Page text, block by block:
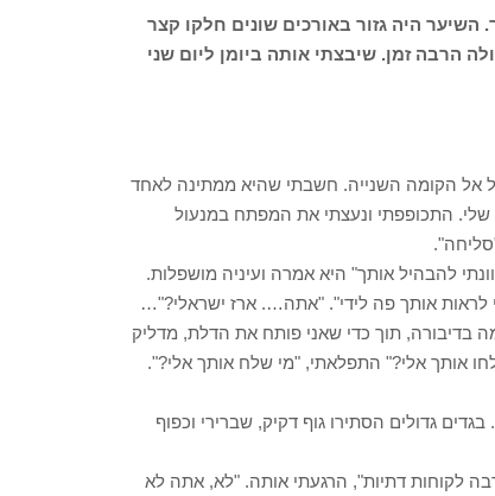
היה גזור באורכים שונים חלקו קצר
הרבה זמן. שיבצתי אותה ביומן ליום שני
אל הקומה השנייה. חשבתי שהיא ממתינה לאחד
התכופפתי ונעצתי את המפתח במנעול
להבהיל אותך" היא אמרה ועיניה מושפלות.
לראות אותך פה לידי". "אתה…. ארז ישראלי?"…
בדיבורה, תוך כדי שאני פותח את הדלת, מדליק
אותך אלי?" התפלאתי, "מי שלח אותך אלי?".
גדולים הסתירו גוף דקיק, שברירי וכפוף
לקוחות דתיות", הרגעתי אותה. "לא, אתה לא